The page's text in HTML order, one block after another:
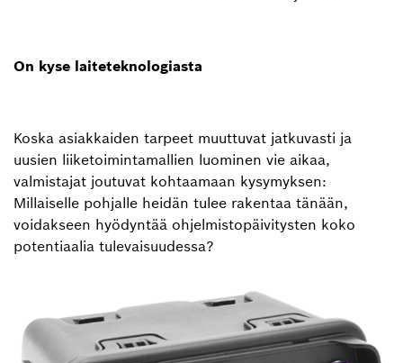
On kyse laiteteknologiasta
Koska asiakkaiden tarpeet muuttuvat jatkuvasti ja
uusien liiketoimintamallien luominen vie aikaa,
valmistajat joutuvat kohtaamaan kysymyksen:
Millaiselle pohjalle heidän tulee rakentaa tänään,
voidakseen hyödyntää ohjelmistopäivitysten koko
potentiaalia tulevaisuudessa?